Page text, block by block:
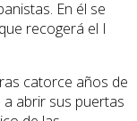
En él se
recogerá el I
catorce años de
abrir sus puertas